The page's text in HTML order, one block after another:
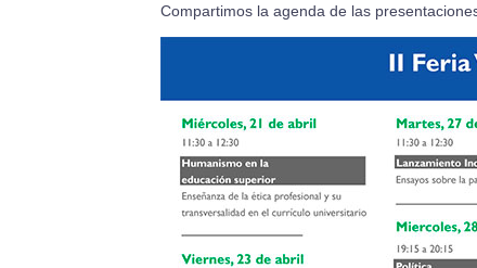
Compartimos la agenda de las